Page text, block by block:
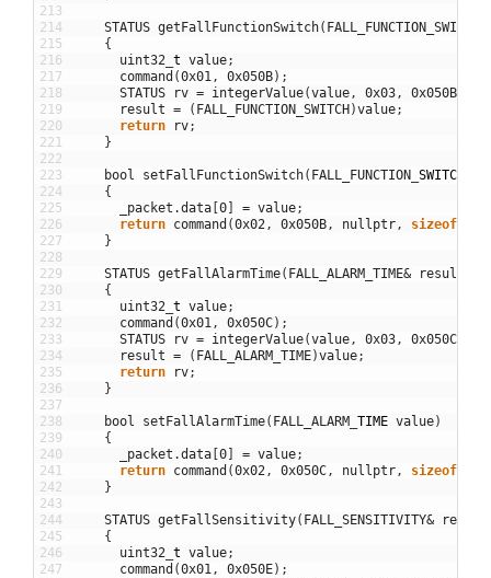
213
214
215
216
217
218
219
220
221
222
223
224
225
226
227
228
229
230
231
232
233
234
235
236
237
238
239
240
241
242
243
244
245
246
247
STATUS getFallFunctionSwitch( FALL_FUNCTION_SWITCH
{
uint32 t value;
command (0x01, 0x050B) ;
STATUS
rv = integerValue(value, 0x03, 0x050B
result = ( FALL_FUNCTION_SWITCH )value;
return
rv;
}
bool setFallFunctionSwitch( FALL_FUNCTION SWITCH
{
_packet .data 0 = value;
return command (0x02, 0x050B, nullptr, sizeof
}
STATUS getFallAlarmTime( FALL_ALARM_TIME& result
{
uint32 t value;
command (0x01, 0x050C) ;
STATUS
rv = integerValue(value, 0x03, 0x050C
result = ( FALL_ALARM_TIME)value;
return
rv;
}
bool setFallAlarmTime( FALL_ALARM TIME value)
{
_packet .data 0 = value;
return command (0x02, 0x050C, nullptr, sizeof
}
STATUS getFallSensitivity( FALL_SENSITIVITY& result
{
uint32 t value;
command (0x01, 0x050E) ;